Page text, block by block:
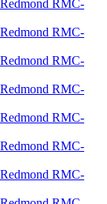
RMC-
RMC-
RMC-
RMC-
RMC-
RMC-
RMC-